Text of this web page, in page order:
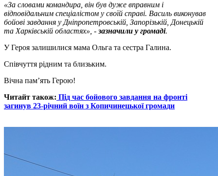
«За словами командира, він був дуже вправним і
відповідальним спеціалістом у своїй справі. Василь виконував
бойові завдання у Дніпропетровській, Запорізькій, Донецькій
та Харківській областях», - зазначили у громаді.
У Героя залишилися мама Ольга та сестра Галина.
Співчуття рідним та близьким.
Вічна пам’ять Герою!
Читайт також: Під час бойового завдання на фронті
загинув 23-річний воїн з Копичинецької громади